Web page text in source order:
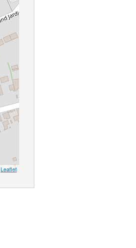
Leaflet